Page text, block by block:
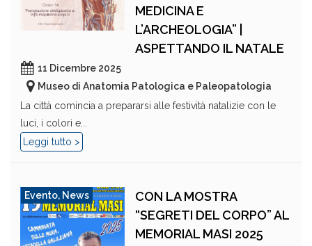
MEDICINA E
L’ARCHEOLOGIA” |
ASPETTANDO IL NATALE
11 Dicembre 2025
Museo di Anatomia Patologica e Paleopatologia
La città comincia a prepararsi alle festività natalizie con le
luci, i colori e...
Leggi tutto >
Evento, News
CON LA MOSTRA
“SEGRETI DEL CORPO” AL
MEMORIAL MASI 2025